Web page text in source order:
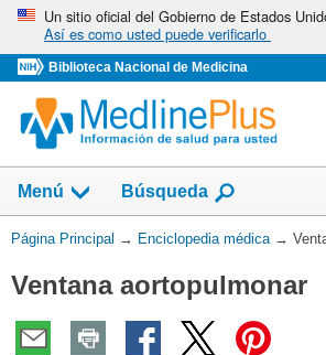
Omita
vaya
al
Contenido
Un sitio oficial del Gobierno de Estados
Así es como usted puede verificarlo
Biblioteca Nacional de Medicina
Menú Búsqueda
Usted
aquí:
Página Principal → Enciclopedia médica →
Ventana aortopulmonar